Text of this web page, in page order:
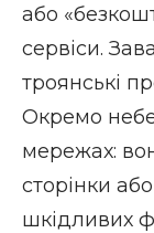
або
сервіси.
троянські
Окремо
мережах:
сторінки
шкідливих